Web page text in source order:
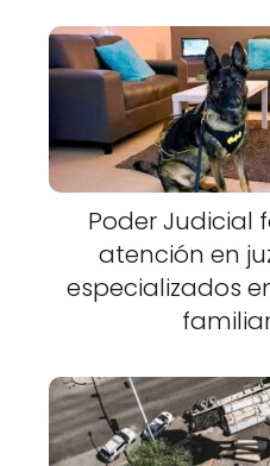
Poder Judicial
atención en
especializados